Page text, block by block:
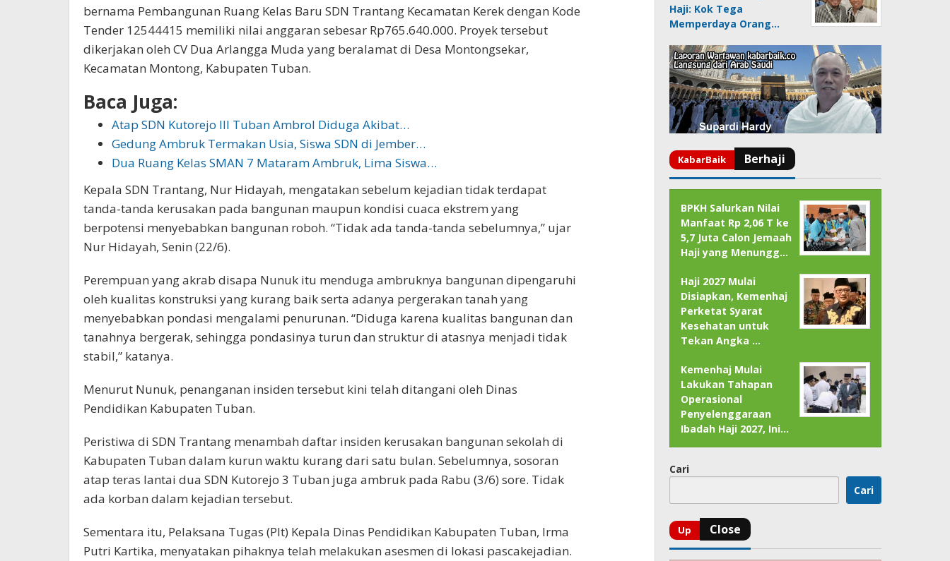
bernama Pembangunan Ruang Kelas Baru SDN Trantang Kecamatan Kerek dengan Kode
Tender 12544415 memiliki nilai anggaran sebesar Rp765.640.000. Proyek tersebut
dikerjakan oleh CV Dua Arlangga Muda yang beralamat di Desa Montongsekar,
Kecamatan Montong, Kabupaten Tuban.
Baca Juga:
Atap SDN Kutorejo III Tuban Ambrol Diduga Akibat…
Gedung Ambruk Termakan Usia, Siswa SDN di Jember…
Dua Ruang Kelas SMAN 7 Mataram Ambruk, Lima Siswa…
Kepala SDN Trantang, Nur Hidayah, mengatakan sebelum kejadian tidak terdapat
tanda-tanda kerusakan pada bangunan maupun kondisi cuaca ekstrem yang
berpotensi menyebabkan bangunan roboh. “Tidak ada tanda-tanda sebelumnya,” ujar
Nur Hidayah, Senin (22/6).
Perempuan yang akrab disapa Nunuk itu menduga ambruknya bangunan dipengaruhi
oleh kualitas konstruksi yang kurang baik serta adanya pergerakan tanah yang
menyebabkan pondasi mengalami penurunan. “Diduga karena kualitas bangunan dan
tanahnya bergerak, sehingga pondasinya turun dan struktur di atasnya menjadi tidak
stabil,” katanya.
Menurut Nunuk, penanganan insiden tersebut kini telah ditangani oleh Dinas
Pendidikan Kabupaten Tuban.
Peristiwa di SDN Trantang menambah daftar insiden kerusakan bangunan sekolah di
Kabupaten Tuban dalam kurun waktu kurang dari satu bulan. Sebelumnya, sosoran
atap teras lantai dua SDN Kutorejo 3 Tuban juga ambruk pada Rabu (3/6) sore. Tidak
ada korban dalam kejadian tersebut.
Sementara itu, Pelaksana Tugas (Plt) Kepala Dinas Pendidikan Kabupaten Tuban, Irma
Putri Kartika, menyatakan pihaknya telah melakukan asesmen di lokasi pascakejadian.
Haji: Kok Tega
Memperdaya Orang…
BPKH Salurkan Nilai
Manfaat Rp 2,06 T ke
5,7 Juta Calon Jemaah
Haji yang Menungg…
Haji 2027 Mulai
Disiapkan, Kemenhaj
Perketat Syarat
Kesehatan untuk
Tekan Angka …
Kemenhaj Mulai
Lakukan Tahapan
Operasional
Penyelenggaraan
Ibadah Haji 2027, Ini…
Cari
Cari